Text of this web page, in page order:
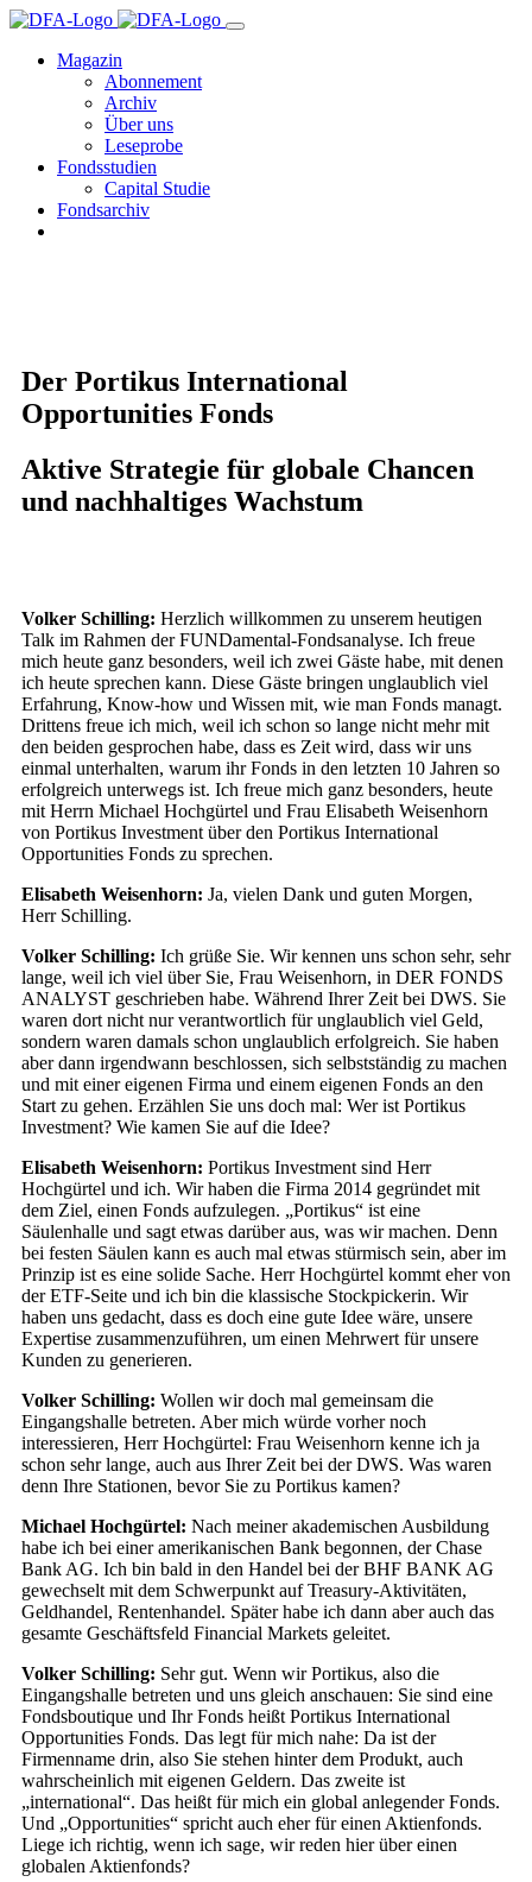
Magazin
Abonnement
Archiv
Über uns
Leseprobe
Fondsstudien
Capital Studie
Fondsarchiv
Der Portikus International
Opportunities Fonds
Aktive Strategie für globale Chancen
und nachhaltiges Wachstum
Volker Schilling: Herzlich willkommen zu unserem heutigen
Talk im Rahmen der FUNDamental-Fondsanalyse. Ich freue
mich heute ganz besonders, weil ich zwei Gäste habe, mit denen
ich heute sprechen kann. Diese Gäste bringen unglaublich viel
Erfahrung, Know-how und Wissen mit, wie man Fonds managt.
Drittens freue ich mich, weil ich schon so lange nicht mehr mit
den beiden gesprochen habe, dass es Zeit wird, dass wir uns
einmal unterhalten, warum ihr Fonds in den letzten 10 Jahren so
erfolgreich unterwegs ist. Ich freue mich ganz besonders, heute
mit Herrn Michael Hochgürtel und Frau Elisabeth Weisenhorn
von Portikus Investment über den Portikus International
Opportunities Fonds zu sprechen.
Elisabeth Weisenhorn: Ja, vielen Dank und guten Morgen,
Herr Schilling.
Volker Schilling: Ich grüße Sie. Wir kennen uns schon sehr, sehr
lange, weil ich viel über Sie, Frau Weisenhorn, in DER FONDS
ANALYST geschrieben habe. Während Ihrer Zeit bei DWS. Sie
waren dort nicht nur verantwortlich für unglaublich viel Geld,
sondern waren damals schon unglaublich erfolgreich. Sie haben
aber dann irgendwann beschlossen, sich selbstständig zu machen
und mit einer eigenen Firma und einem eigenen Fonds an den
Start zu gehen. Erzählen Sie uns doch mal: Wer ist Portikus
Investment? Wie kamen Sie auf die Idee?
Elisabeth Weisenhorn: Portikus Investment sind Herr
Hochgürtel und ich. Wir haben die Firma 2014 gegründet mit
dem Ziel, einen Fonds aufzulegen. „Portikus“ ist eine
Säulenhalle und sagt etwas darüber aus, was wir machen. Denn
bei festen Säulen kann es auch mal etwas stürmisch sein, aber im
Prinzip ist es eine solide Sache. Herr Hochgürtel kommt eher von
der ETF-Seite und ich bin die klassische Stockpickerin. Wir
haben uns gedacht, dass es doch eine gute Idee wäre, unsere
Expertise zusammenzuführen, um einen Mehrwert für unsere
Kunden zu generieren.
Volker Schilling: Wollen wir doch mal gemeinsam die
Eingangshalle betreten. Aber mich würde vorher noch
interessieren, Herr Hochgürtel: Frau Weisenhorn kenne ich ja
schon sehr lange, auch aus Ihrer Zeit bei der DWS. Was waren
denn Ihre Stationen, bevor Sie zu Portikus kamen?
Michael Hochgürtel: Nach meiner akademischen Ausbildung
habe ich bei einer amerikanischen Bank begonnen, der Chase
Bank AG. Ich bin bald in den Handel bei der BHF BANK AG
gewechselt mit dem Schwerpunkt auf Treasury-Aktivitäten,
Geldhandel, Rentenhandel. Später habe ich dann aber auch das
gesamte Geschäftsfeld Financial Markets geleitet.
Volker Schilling: Sehr gut. Wenn wir Portikus, also die
Eingangshalle betreten und uns gleich anschauen: Sie sind eine
Fondsboutique und Ihr Fonds heißt Portikus International
Opportunities Fonds. Das legt für mich nahe: Da ist der
Firmenname drin, also Sie stehen hinter dem Produkt, auch
wahrscheinlich mit eigenen Geldern. Das zweite ist
„international“. Das heißt für mich ein global anlegender Fonds.
Und „Opportunities“ spricht auch eher für einen Aktienfonds.
Liege ich richtig, wenn ich sage, wir reden hier über einen
globalen Aktienfonds?